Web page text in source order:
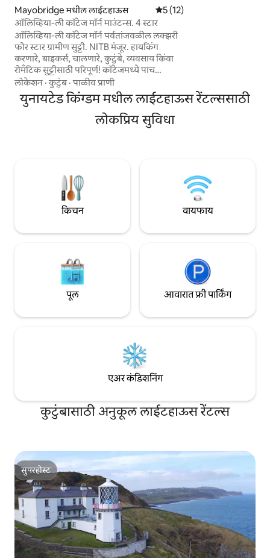
Mayobridge मधील लाईटहाऊस 5 पैकी 5 सरासरी रेटिंग, 12 रिव्ह्यूज
5 (12)
ऑलिव्हिया-ली कॉटेज मॉर्न माउंटन्स. 4 स्टार
ऑलिव्हिया-ली कॉटेज मॉर्न पर्वतांजवळील लक्झरी
फोर स्टार ग्रामीण सुट्टी. NITB मंजूर. हायकिंग
करणारे, बाइकर्स, चालणारे, कुटुंबे, व्यवसाय किंवा
रोमँटिक सुट्टीसाठी परिपूर्ण! कॉटेजमध्ये पाच
जणांसाठी झोपण्याची सोय आहे. विनामूल्य पार्किंग,
बाइक्ससाठी सुरक्षित जागा, वेगवान वायफाय,
विनामूल्य लाँड्री सुविधा आणि स्थानिक पब आणि
दुकानांच्या जवळ. प्रशस्त ग्रामीण भागाचा आनंद घेत
असताना पाहुण्यांना त्यांची सकाळची कॉफी खूप
लोकेशन ·कुटुंब·पाळीव प्राणी
युनायटेड किंग्डम मधील लाईटहाऊस रेंटल्ससाठी
लोकप्रिय सुविधा
किचन वायफाय
पूल आवारात फ्री पार्किंग
एअर कंडिशनिंग
कुटुंबासाठी अनुकूल लाईटहाऊस रेंटल्स
सुपरहोस्ट
सुपरहोस्ट